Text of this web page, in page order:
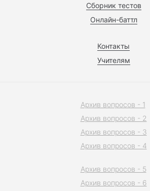
Сборник тестов
Онлайн-баттл
Контакты
Учителям
Архив вопросов - 1
Архив вопросов - 2
Архив вопросов - 3
Архив вопросов - 4
Архив вопросов - 5
Архив вопросов - 6